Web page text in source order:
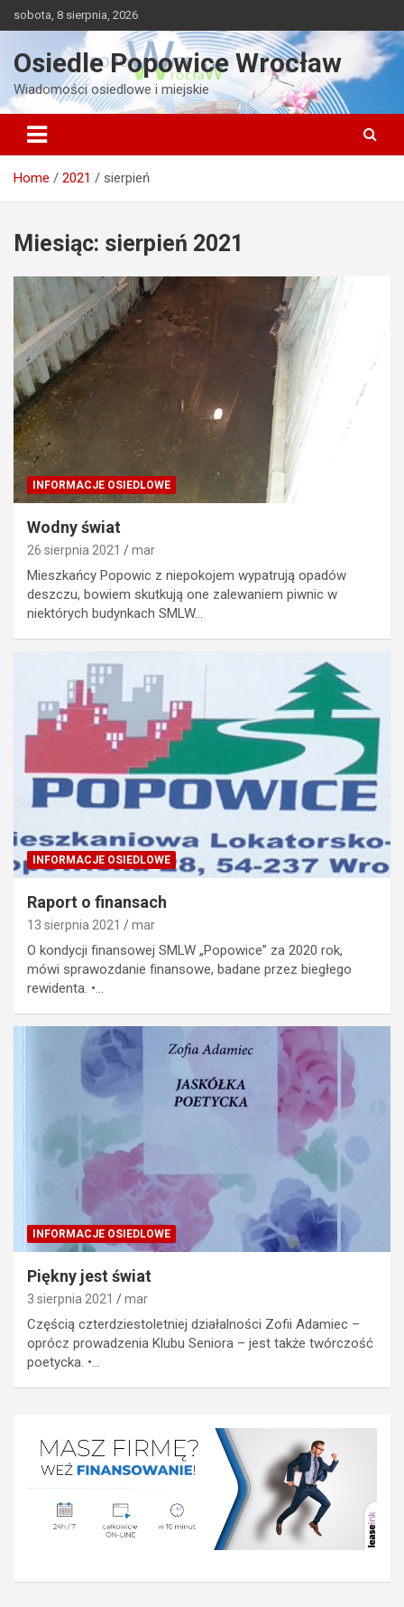
to
sobota, 8 sierpnia, 2026
Osiedle Popowice Wrocław
Wiadomości osiedlowe i miejskie
Home 2021 sierpień
Miesiąc: sierpień 2021
INFORMACJE OSIEDLOWE
Wodny świat
26 sierpnia 2021 mar
Mieszkańcy Popowic z niepokojem wypatrują opadów
deszczu, bowiem skutkują one zalewaniem piwnic w
niektórych budynkach SMLW…
INFORMACJE OSIEDLOWE
Raport o finansach
13 sierpnia 2021 mar
O kondycji finansowej SMLW „Popowice” za 2020 rok,
mówi sprawozdanie finansowe, badane przez biegłego
rewidenta. •…
INFORMACJE OSIEDLOWE
Piękny jest świat
3 sierpnia 2021 mar
Częścią czterdziestoletniej działalności Zofii Adamiec –
oprócz prowadzenia Klubu Seniora – jest także twórczość
poetycka. •…